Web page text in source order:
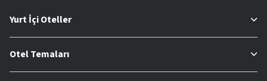
Yurt İçi Oteller
Otel Temaları